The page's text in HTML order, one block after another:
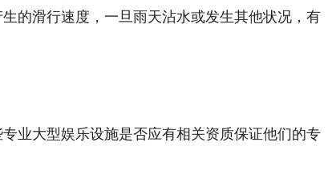
的滑行速度，一旦雨天沾水或发生其他状况，有
大型娱乐设施是否应有相关资质保证他们的专